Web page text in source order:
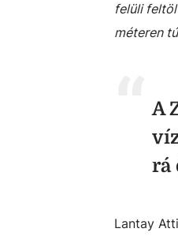
felüli
méteren
A
rá
Lantay